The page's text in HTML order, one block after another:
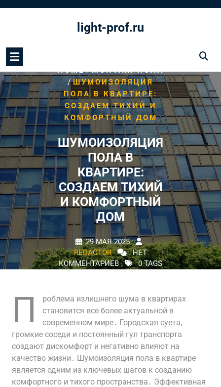
light-prof.ru
HOME/МОНТАЖ ПОЛА
/ШУМОИЗОЛЯЦИЯ
ПОЛА В КВАРТИРЕ:
СОЗДАЕМ ТИХИЙ И
КОМФОРТНЫЙ ДОМ
ШУМОИЗОЛЯЦИЯ
ПОЛА В
КВАРТИРЕ:
СОЗДАЕМ ТИХИЙ
И КОМФОРТНЫЙ
ДОМ
29 МАЯ 2025
REDACTOR
НЕТ
КОММЕНТАРИЕВ
0 TAGS
П
роблема излишнего шума в квартирах
становится все более актуальной в
современном мире․ Городская суета,
громкие соседи и постоянный гул транспорта
создают дискомфорт и негативно влияют на
качество жизни․ Шумоизоляция пола в квартире
является одним из ключевых шагов к созданию
комфортного и тихого пространства․ Эффективная